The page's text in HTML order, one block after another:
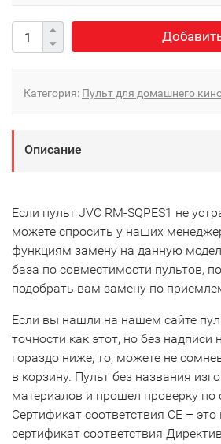
Категория: Пульт для домашнего
Описание
Если пульт JVC RM-SQPES1 не
можете спросить у наших
функциям замену на данную
база по совместимости пультов,
подобрать вам замену по
Если вы нашли на нашем сайте
точности как этот, но без надписи
гораздо ниже, то, можете не
в корзину. Пульт без названия
материалов и прошел проверку по
Сертификат соответствия СЕ –
сертификат соответствия